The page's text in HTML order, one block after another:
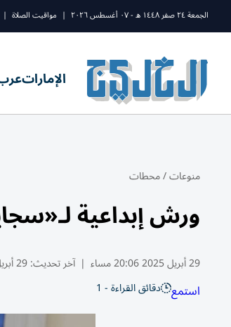
الجمعة ٢٤ صفر ١٤٤٨ ه - ٠٧ أغسطس ٢٠٢٦ | مواقيت الصلاة |
الإمارات
منوعات/محطات
ورش إبداعية
29 أبريل 2025 20:06 مساء | آخر تحديث:29 أبريل 20:06 2025
استمع دقائق القراءة - 1